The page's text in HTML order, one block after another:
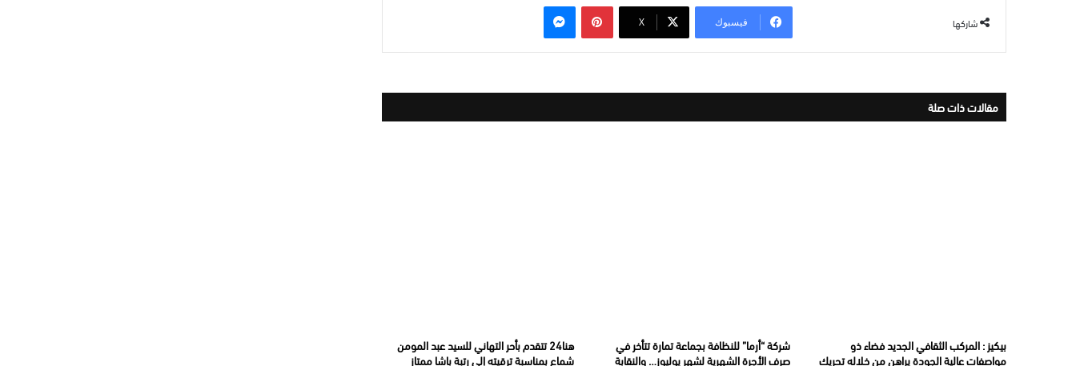
شاركها فيسبوك ‫X
بينتيريست
مقالات ذات صلة
بيكيز : المركب الثقافي الجديد فضاء ذو
مواصفات عالية الجودة يراهن من خلاله تحريك
شركة “أرما” للنظافة بجماعة تمارة تتأخر في
صرف الأجرة الشهرية لشهر يوليوز… والنقابة
هنا24 تتقدم بأحر التهاني للسيد عبد المومن
شماع بمناسبة ترقيته إلى رتبة باشا ممتاز